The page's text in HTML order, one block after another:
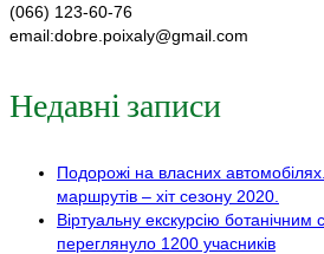
(066) 123-60-76
email:dobre.poixaly@gmail.com
Недавні записи
Подорожі на власних
маршрутів – хіт сезону 2020.
Віртуальну екскурсію ботанічним
переглянуло 1200 учасників